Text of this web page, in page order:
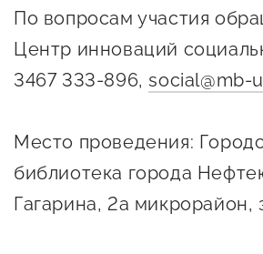
Инвестору
Самозанятому
Новости УФНС
Конкурсы для
предпринимателей
Сообщить о нарушении
По вопросам участия
Центр инноваций
3467 333-896,social@mb-
Место проведения:
библиотека города
Гагарина, 2а микрорайон,